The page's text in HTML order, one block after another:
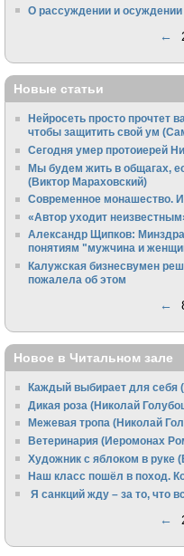
О рассуждении и осуждении
←
Новые статьи
Нейросеть просто
чтобы защитить свой ум
Сегодня умер протоиерей
Мы будем жить в общагах,
(Виктор Мараховский)
Cовременное монашество.
«Автор уходит
Александр Щипков:
понятиям "мужчина и
Калужская бизнесвумен
пожалела об этом
←
Новое в Читальном зале
Каждый выбирает для себя
Дикая роза (Николай
Межевая тропа (Николай
Ветеринария (Иеромонах
Художник с яблоком в руке
Наш класс пошёл в поход.
Я санкций жду – за то, что
←